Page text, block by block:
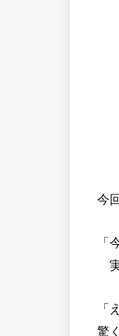
今
「
「
驚